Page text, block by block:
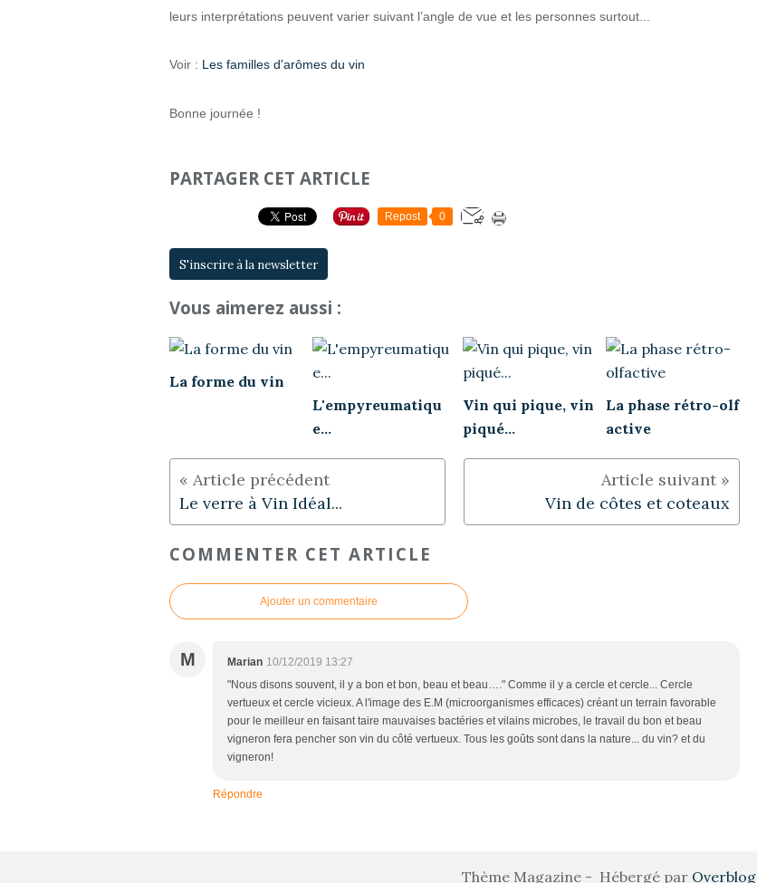
leurs interprétations peuvent varier suivant l’angle de vue et les personnes surtout...
Voir : Les familles d'arômes du vin
Bonne journée !
PARTAGER CET ARTICLE
Repost 0
S'inscrire à la newsletter
Vous aimerez aussi :
La forme du vin
L'empyreumatiqu
e...
Vin qui pique, vin
piqué...
La phase rétro-olf
active
Le verre à Vin Idéal... Vin de côtes et coteaux
COMMENTER CET ARTICLE
Ajouter un commentaire
M Marian 10/12/2019 13:27
"Nous disons souvent, il y a bon et bon, beau et beau…." Comme il y a cercle et cercle... Cercle
vertueux et cercle vicieux. A l'image des E.M (microorganismes efficaces) créant un terrain favorable
pour le meilleur en faisant taire mauvaises bactéries et vilains microbes, le travail du bon et beau
vigneron fera pencher son vin du côté vertueux. Tous les goûts sont dans la nature... du vin? et du
vigneron!
Répondre
Thème Magazine - Hébergé par Overblog